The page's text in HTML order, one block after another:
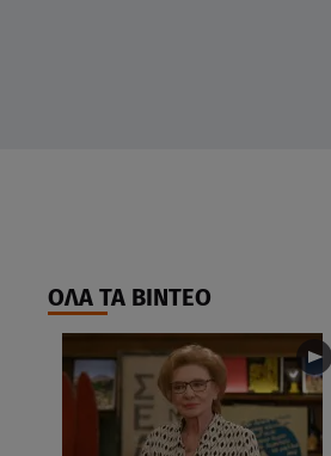
ΟΛΑ ΤΑ ΒΙΝΤΕΟ